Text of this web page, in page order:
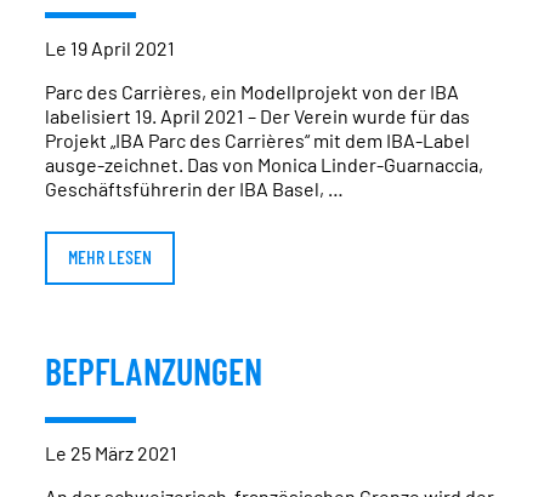
Le 19 April 2021
Parc des Carrières, ein Modellprojekt von der IBA
labelisiert 19. April 2021 – Der Verein wurde für das
Projekt „IBA Parc des Carrières“ mit dem IBA-Label
ausge-zeichnet. Das von Monica Linder-Guarnaccia,
Geschäftsführerin der IBA Basel, …
MEHR LESEN
BEPFLANZUNGEN
Le 25 März 2021